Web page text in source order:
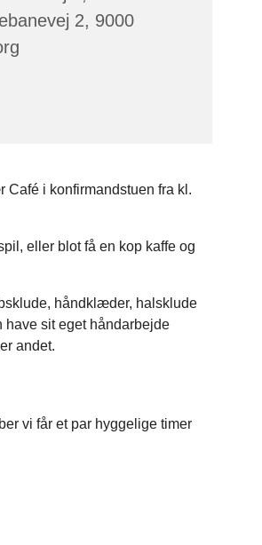
2, 9000
Café i konfirmandstuen fra kl.
eller blot få en kop kaffe og
håndklæder, halsklude
have sit eget håndarbejde
andet.
vi får et par hyggelige timer